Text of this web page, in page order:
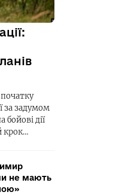
за задумом
бойові дії
крок…
не мають